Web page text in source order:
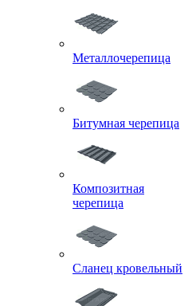
Металлочерепица
Битумная черепица
Композитная
черепица
Сланец кровельный